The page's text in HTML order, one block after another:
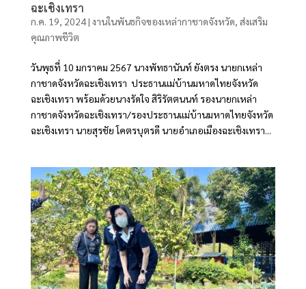
ฉะเชิงเทรา
ก.ค. 19, 2024| งานในพันธกิจของเหล่ากาชาดจังหวัด, ส่งเสริม
คุณภาพชีวิต
วันพุธที่ 10 มกราคม 2567 นางพัทธานันท์ ยังตรง นายกเหล่า
กาชาดจังหวัดฉะเชิงเทรา ประธานแม่บ้านมหาดไทยจังหวัด
ฉะเชิงเทรา พร้อมด้วยนางรัดใจ สิริรัตตนนท์ รองนายกเหล่า
กาชาดจังหวัดฉะเชิงเทรา/รองประธานแม่บ้านมหาดไทยจังหวัด
ฉะเชิงเทรา นายสุรชัย โคตรบุตรดี นายอำเภอเมืองฉะเชิงเทรา...